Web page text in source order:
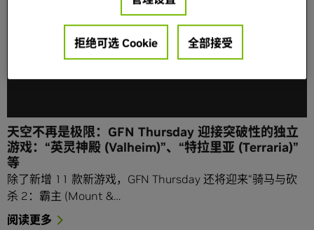
天空不再是极限：GFN Thursday 迎接突破性的独立
游戏：“英灵神殿 (Valheim)”、“特拉里亚 (Terraria)”
等
除了新增 11 款新游戏，GFN Thursday 还将迎来“骑马与砍
杀 2：霸主 (Mount &…
阅读更多
拒绝可选 Cookie 全部接受